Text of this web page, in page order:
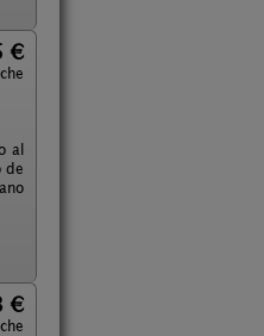
€
al
de
€